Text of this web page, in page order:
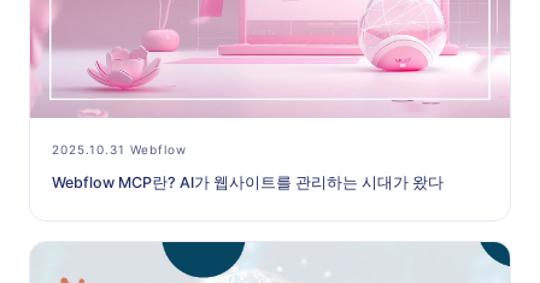
2025.10.31 Webflow
Webflow MCP란? AI가 웹사이트를 관리하는 시대가 왔다